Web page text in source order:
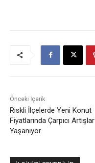
Önceki İçerik
Riskli İlçelerde Yeni Konut
Fiyatlarında Çarpıcı Artışlar
Yaşanıyor